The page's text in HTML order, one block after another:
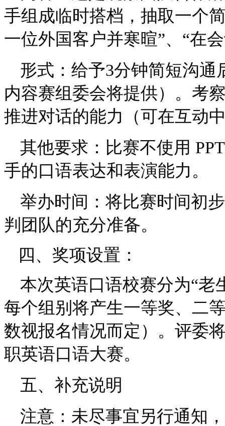
手组成临时搭档，抽取一个
一位外国客户并寒暄”、“在
形式：给予3分钟简短沟通
内容赛组委会将提供）。考
推进对话的能力（可在互动
其他要求：比赛不使用
手的口语表达和表演能力。
举办时间：将比赛时间初
判团队的充分准备。
四、奖项设置：
本次英语口语校赛分为“老
每个组别将产生一等奖、二
数视报名情况而定）。评委
职英语口语大赛。
五、补充说明
注意：未尽事宜另行通知